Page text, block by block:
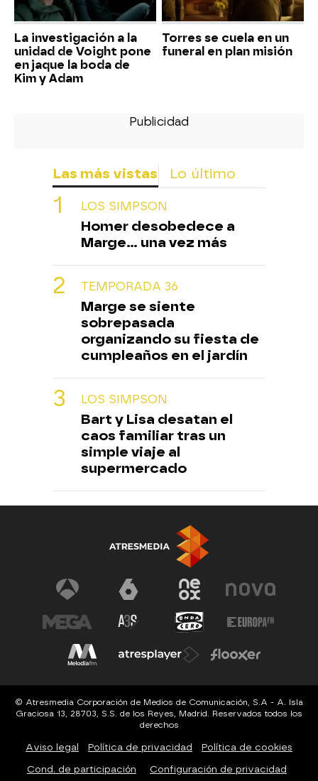
La investigación a la
unidad de Voight pone
en jaque la boda de
Kim y Adam
Torres se cuela en un
funeral en plan misión
Las más vistas Lo último
LOS SIMPSON
Homer desobedece a
Marge... una vez más
TEMPORADA 36
Marge se siente
sobrepasada
organizando su fiesta de
cumpleaños en el jardín
LOS SIMPSON
Bart y Lisa desatan el
caos familiar tras un
simple viaje al
supermercado
© Atresmedia Corporación de Medios de Comunicación, S.A - A. Isla
Graciosa 13, 28703, S.S. de los Reyes, Madrid. Reservados todos los
derechos
Aviso legal Política de privacidad Política de cookies
Cond. de participación Configuración de privacidad